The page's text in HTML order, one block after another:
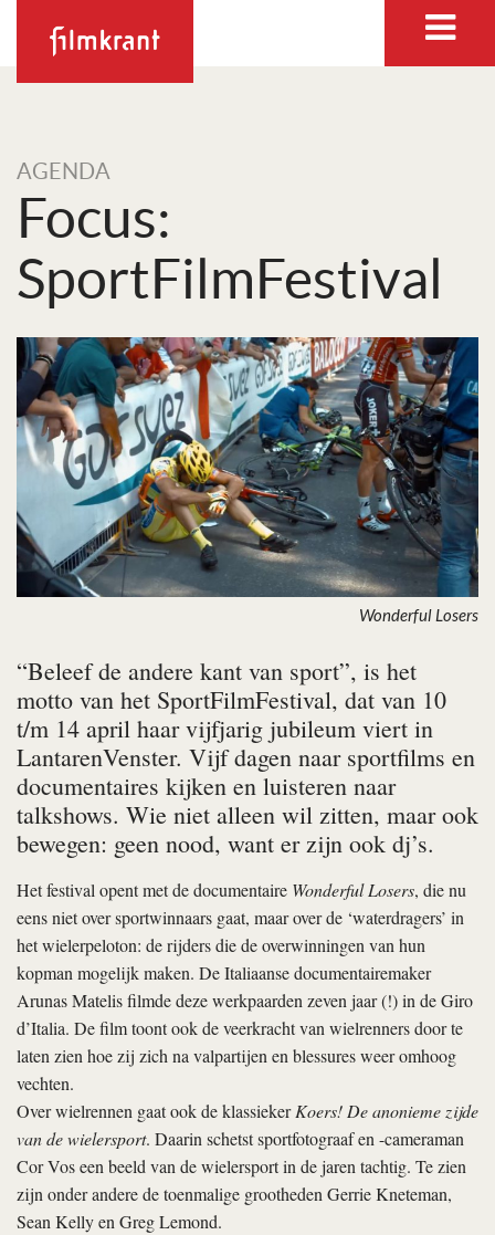
AGENDA
Focus:
SportFilmFestival
Wonderful Losers
“Beleef de andere kant van sport”, is het
motto van het SportFilmFestival, dat van 10
t/m 14 april haar vijfjarig jubileum viert in
LantarenVenster. Vijf dagen naar sportfilms en
documentaires kijken en luisteren naar
talkshows. Wie niet alleen wil zitten, maar ook
bewegen: geen nood, want er zijn ook dj’s.
Het festival opent met de documentaire Wonderful Losers, die nu
eens niet over sportwinnaars gaat, maar over de ‘waterdragers’ in
het wielerpeloton: de rijders die de overwinningen van hun
kopman mogelijk maken. De Italiaanse documentairemaker
Arunas Matelis filmde deze werkpaarden zeven jaar (!) in de Giro
d’Italia. De film toont ook de veerkracht van wielrenners door te
laten zien hoe zij zich na valpartijen en blessures weer omhoog
vechten.
Over wielrennen gaat ook de klassiekerKoers! De anonieme zijde
van de wielersport. Daarin schetst sportfotograaf en -cameraman
Cor Vos een beeld van de wielersport in de jaren tachtig. Te zien
zijn onder andere de toenmalige grootheden Gerrie Kneteman,
Sean Kelly en Greg Lemond.